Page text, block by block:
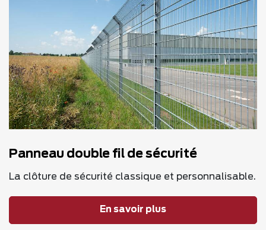
Panneau double fil de sécurité
La clôture de sécurité classique et personnalisable.
En savoir plus